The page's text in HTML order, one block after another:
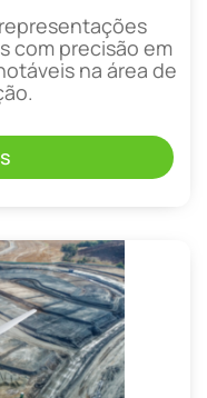
com precisão em
na área de